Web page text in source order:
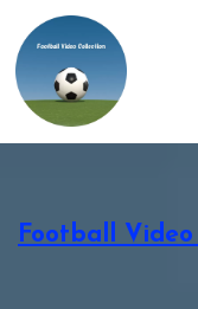
Football